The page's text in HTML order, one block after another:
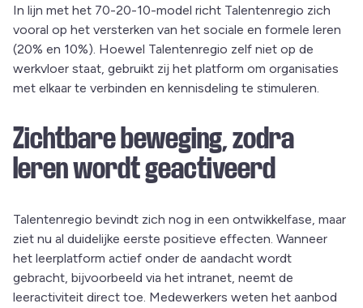
In lijn met het 70-20-10-model richt Talentenregio zich
vooral op het versterken van het sociale en formele leren
(20% en 10%). Hoewel Talentenregio zelf niet op de
werkvloer staat, gebruikt zij het platform om organisaties
met elkaar te verbinden en kennisdeling te stimuleren.
Zichtbare beweging, zodra
leren wordt geactiveerd
Talentenregio bevindt zich nog in een ontwikkelfase, maar
ziet nu al duidelijke eerste positieve effecten. Wanneer
het leerplatform actief onder de aandacht wordt
gebracht, bijvoorbeeld via het intranet, neemt de
leeractiviteit direct toe. Medewerkers weten het aanbod